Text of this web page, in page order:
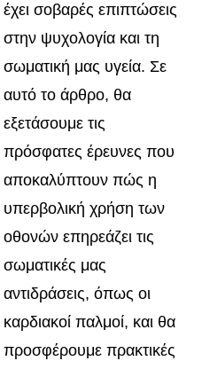
έχει σοβαρές επιπτώσεις
στην ψυχολογία και τη
σωματική μας υγεία. Σε
αυτό το άρθρο, θα
εξετάσουμε τις
πρόσφατες έρευνες που
αποκαλύπτουν πώς η
υπερβολική χρήση των
οθονών επηρεάζει τις
σωματικές μας
αντιδράσεις, όπως οι
καρδιακοί παλμοί, και θα
προσφέρουμε πρακτικές